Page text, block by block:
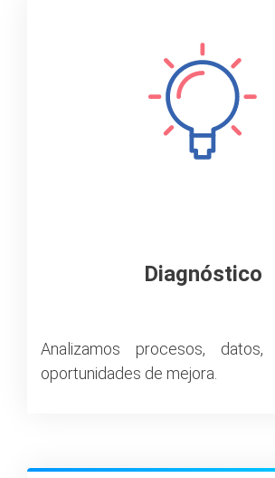
Diagnóstico
Analizamos procesos,
oportunidades de mejora.